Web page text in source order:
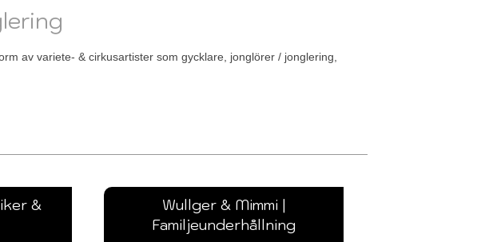
av variete- & cirkusartister som gycklare, jonglörer / jonglering,
&
Wullger & Mimmi |
Familjeunderhållning